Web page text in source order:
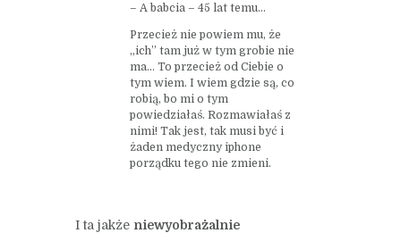
– A babcia – 45 lat temu…
Przecież nie powiem mu, że
„ich” tam już w tym grobie nie
ma… To przecież od Ciebie o
tym wiem. I wiem gdzie są, co
robią, bo mi o tym
powiedziałaś. Rozmawiałaś z
nimi! Tak jest, tak musi być i
żaden medyczny iphone
porządku tego nie zmieni.
I ta jakże niewyobrażalnie